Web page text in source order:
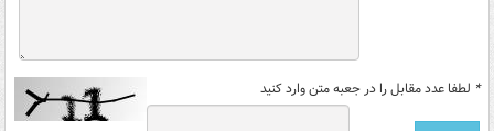
* لطفا عدد مقابل را در جعبه متن وارد کنید